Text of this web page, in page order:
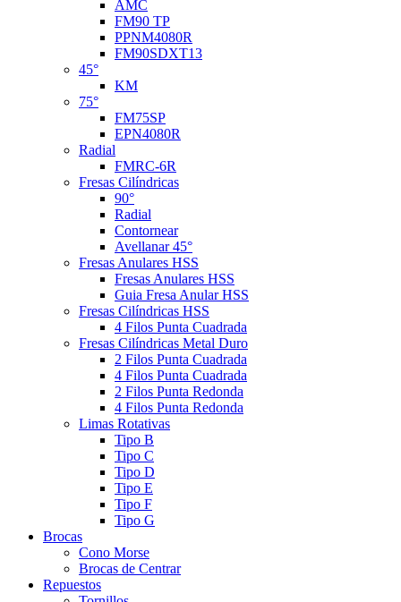
AMC
FM90 TP
PPNM4080R
FM90SDXT13
45°
KM
75°
FM75SP
EPN4080R
Radial
FMRC-6R
Fresas Cilíndricas
90°
Radial
Contornear
Avellanar 45°
Fresas Anulares HSS
Fresas Anulares HSS
Guia Fresa Anular HSS
Fresas Cilíndricas HSS
4 Filos Punta Cuadrada
Fresas Cilíndricas Metal Duro
2 Filos Punta Cuadrada
4 Filos Punta Cuadrada
2 Filos Punta Redonda
4 Filos Punta Redonda
Limas Rotativas
Tipo B
Tipo C
Tipo D
Tipo E
Tipo F
Tipo G
Brocas
Cono Morse
Brocas de Centrar
Repuestos